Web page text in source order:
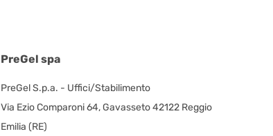
PreGel spa
PreGel S.p.a. - Uffici/Stabilimento
Via Ezio Comparoni 64, Gavasseto 42122 Reggio
Emilia (RE)